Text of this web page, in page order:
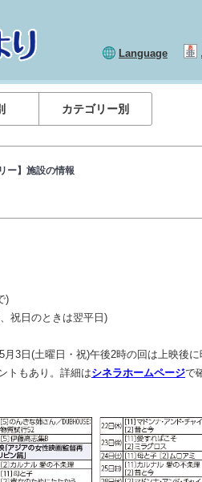
Language
カテゴリー別
ー】施設の情報
)
祝日のときは翌平日)
3日(土曜日・祝)午後2時の回は上映後に
トもあり。詳細はシネラホームページで